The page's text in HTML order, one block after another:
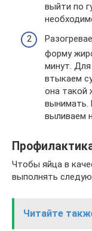
выйти по
форму
минут. Для
втыкаем
она такой
вынимать.
выливаем
Чтобы яйца в
выполнять
Читайте